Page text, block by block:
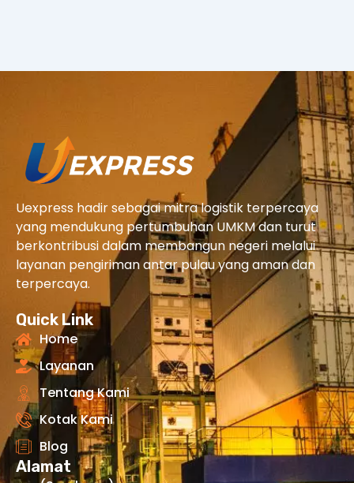
Uexpress hadir sebagai mitra logistik terpercaya
yang mendukung pertumbuhan UMKM dan turut
berkontribusi dalam membangun negeri melalui
layanan pengiriman antar pulau yang aman dan
terpercaya.
Quick Link
Home
Layanan
Tentang Kami
Kotak Kami
Blog
Alamat